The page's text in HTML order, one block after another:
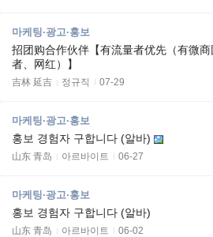
마케팅·광고·홍보
招团购合作伙伴【有流量者优先（有微
者、网红）】
吉林 延吉 정규직 07-29
마케팅·광고·홍보
홍보 경험자 구합니다 (알바)
山东 青岛 아르바이트 06-27
마케팅·광고·홍보
홍보 경험자 구합니다 (알바)
山东 青岛 아르바이트 06-02